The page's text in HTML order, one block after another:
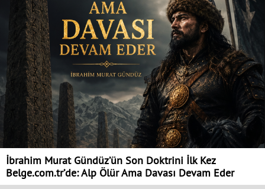
İbrahim Murat Gündüz’ün Son Doktrini İlk Kez
Belge.com.tr’de: Alp Ölür Ama Davası Devam Eder